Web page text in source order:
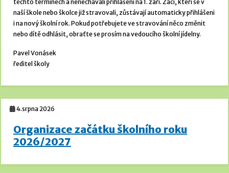
těchto termínech a nenechávali přihlášení na 1. září. Žáci, kteří se v
naší škole nebo školce již stravovali, zůstávají automaticky přihlášeni
i na nový školní rok. Pokud potřebujete ve stravování něco změnit
nebo dítě odhlásit, obraťte se prosím na vedoucího školní jídelny.
Pavel Vonásek
ředitel školy
4.srpna 2026
Organizace začátku školního roku
2026/2027